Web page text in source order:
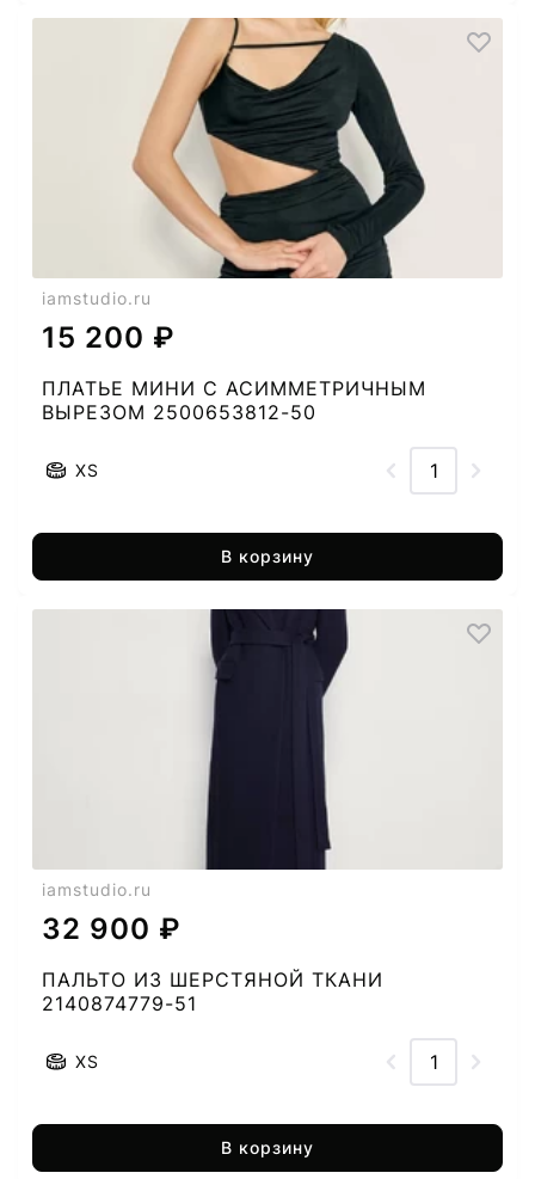
iamstudio.ru
15 200 ₽
ПЛАТЬЕ МИНИ С АСИММЕТРИЧНЫМ
ВЫРЕЗОМ 2500653812-50
XS
В корзину
iamstudio.ru
32 900 ₽
ПАЛЬТО ИЗ ШЕРСТЯНОЙ ТКАНИ
2140874779-51
XS
В корзину